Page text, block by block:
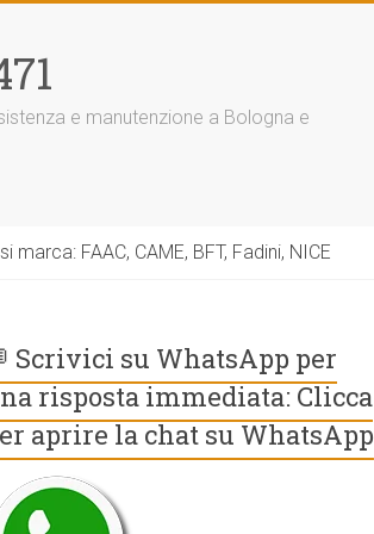
e manutenzione a Bologna e
FAAC, CAME, BFT, Fadini, NICE
Scrivici su WhatsApp per
risposta immediata: Clicca
aprire la chat su WhatsApp